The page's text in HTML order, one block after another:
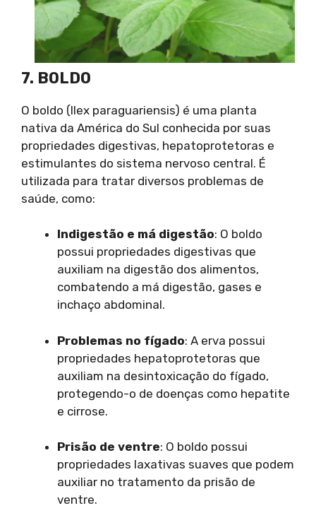
7. BOLDO
O boldo (Ilex paraguariensis) é uma planta
nativa da América do Sul conhecida por suas
propriedades digestivas, hepatoprotetoras e
estimulantes do sistema nervoso central. É
utilizada para tratar diversos problemas de
saúde, como:
Indigestão e má digestão: O boldo
possui propriedades digestivas que
auxiliam na digestão dos alimentos,
combatendo a má digestão, gases e
inchaço abdominal.
Problemas no fígado: A erva possui
propriedades hepatoprotetoras que
auxiliam na desintoxicação do fígado,
protegendo-o de doenças como hepatite
e cirrose.
Prisão de ventre: O boldo possui
propriedades laxativas suaves que podem
auxiliar no tratamento da prisão de
ventre.